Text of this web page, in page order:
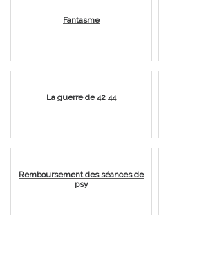
Fantasme
La guerre de 42 44
Remboursement des séances de
psy